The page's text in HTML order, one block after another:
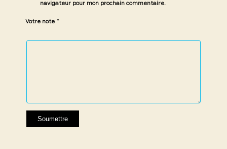
navigateur pour mon prochain commentaire.
Votre note *
1 étoile
2 étoiles
3 étoiles
4 étoiles
5 étoiles